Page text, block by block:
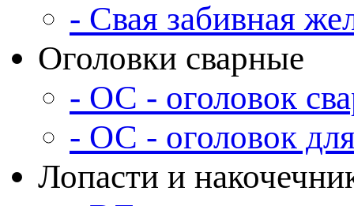
- Свая забивная
Оголовки сварные
- ОС - оголовок
- ОС - оголовок
Лопасти и